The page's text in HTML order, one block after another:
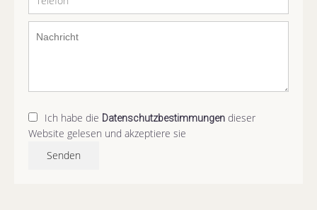
Ich habe die Datenschutzbestimmungen dieser
Website gelesen und akzeptiere sie
Senden